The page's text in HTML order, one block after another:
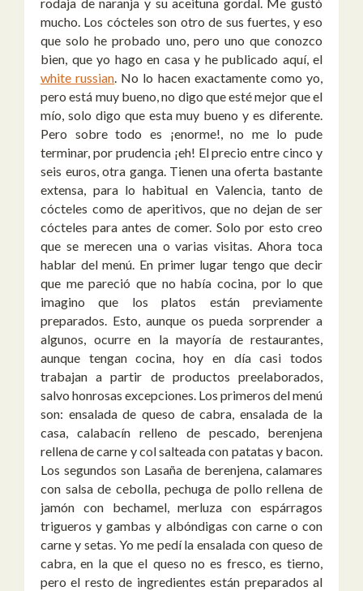
rodaja de naranja y su aceituna gordal. Me gustó
mucho. Los cócteles son otro de sus fuertes, y eso
que solo he probado uno, pero uno que conozco
bien, que yo hago en casa y he publicado aquí, el
white russian. No lo hacen exactamente como yo,
pero está muy bueno, no digo que esté mejor que el
mío, solo digo que esta muy bueno y es diferente.
Pero sobre todo es ¡enorme!, no me lo pude
terminar, por prudencia ¡eh! El precio entre cinco y
seis euros, otra ganga. Tienen una oferta bastante
extensa, para lo habitual en Valencia, tanto de
cócteles como de aperitivos, que no dejan de ser
cócteles para antes de comer. Solo por esto creo
que se merecen una o varias visitas. Ahora toca
hablar del menú. En primer lugar tengo que decir
que me pareció que no había cocina, por lo que
imagino que los platos están previamente
preparados. Esto, aunque os pueda sorprender a
algunos, ocurre en la mayoría de restaurantes,
aunque tengan cocina, hoy en día casi todos
trabajan a partir de productos preelaborados,
salvo honrosas excepciones. Los primeros del menú
son: ensalada de queso de cabra, ensalada de la
casa, calabacín relleno de pescado, berenjena
rellena de carne y col salteada con patatas y bacon.
Los segundos son Lasaña de berenjena, calamares
con salsa de cebolla, pechuga de pollo rellena de
jamón con bechamel, merluza con espárragos
trigueros y gambas y albóndigas con carne o con
carne y setas. Yo me pedí la ensalada con queso de
cabra, en la que el queso no es fresco, es tierno,
pero el resto de ingredientes están preparados al